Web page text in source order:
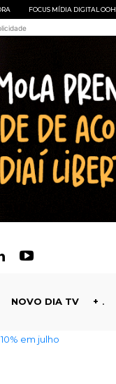
FOCUS MÍDIA DIGITAL OOH
NOVO DIA TV +
em todo o estado